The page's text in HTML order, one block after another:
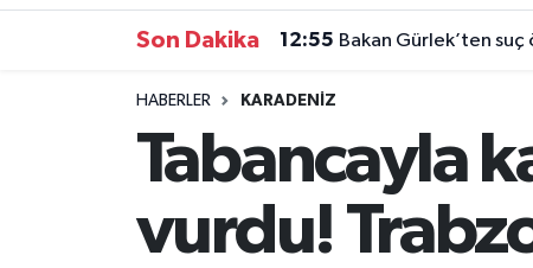
Son Dakika 12:55 Bakan Gürlek’ten
HABERLER KARADENİZ
Tabancayla
vurdu!
KAYNAR KAZAN
Trabzon Trafik Yoğunluk Haritası
Süper Lig Puan Durumu ve Fikstür